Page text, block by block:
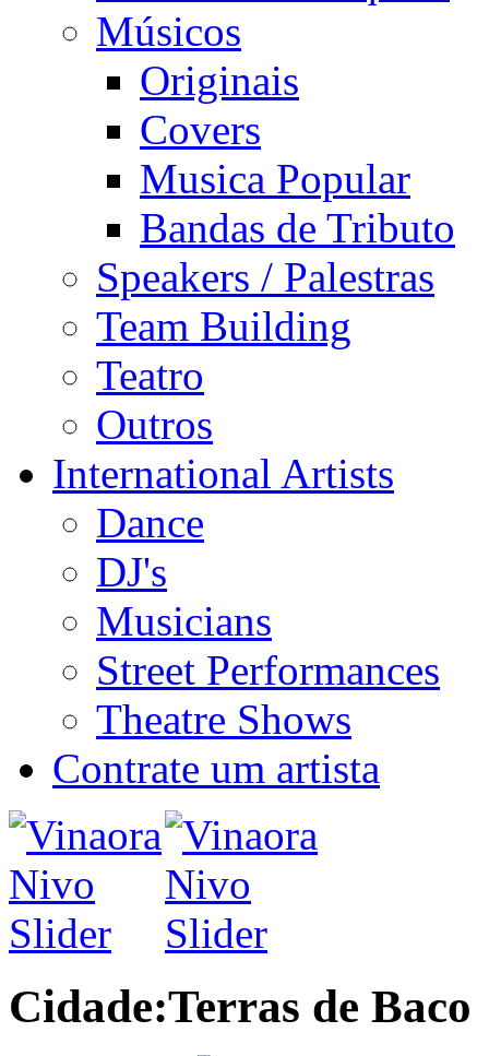
Músicos
Originais
Covers
Musica Popular
Bandas de Tributo
Speakers / Palestras
Team Building
Teatro
Outros
International Artists
Dance
DJ's
Musicians
Street Performances
Theatre Shows
Contrate um artista
Cidade:Terras de Baco